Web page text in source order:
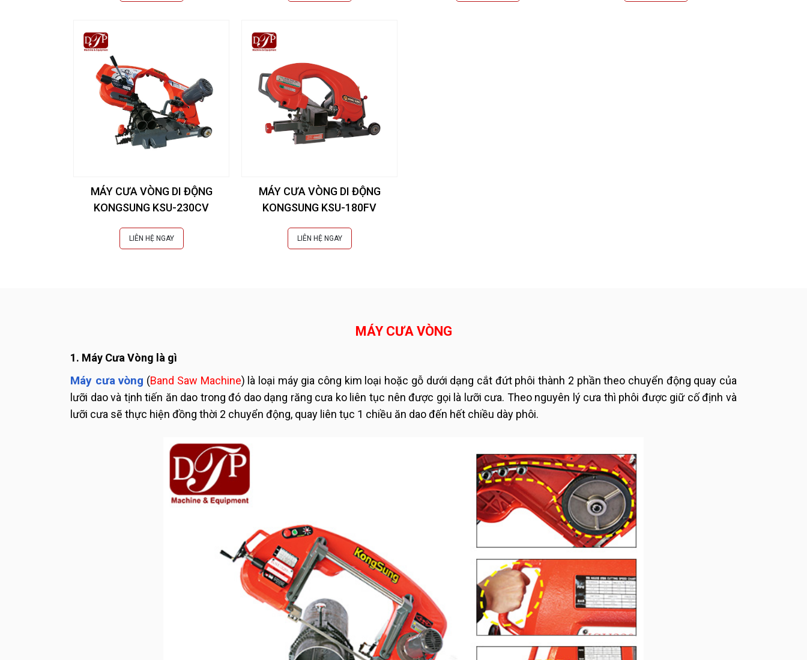
MÁY CƯA VÒNG DI ĐỘNG
KONGSUNG KSU-230CV
LIÊN HỆ NGAY
MÁY CƯA VÒNG DI ĐỘNG
KONGSUNG KSU-180FV
LIÊN HỆ NGAY
MÁY CƯA VÒNG
1. Máy Cưa Vòng là gì
Máy cưa vòng (Band Saw Machine) là loại máy gia công kim loại hoặc gỗ dưới dạng cắt đứt phôi thành 2 phần theo chuyển động quay của
lưỡi dao và tịnh tiến ăn dao trong đó dao dạng răng cưa ko liên tục nên được gọi là lưỡi cưa. Theo nguyên lý cưa thì phôi được giữ cố định và
lưỡi cưa sẽ thực hiện đồng thời 2 chuyển động, quay liên tục 1 chiều ăn dao đến hết chiều dày phôi.